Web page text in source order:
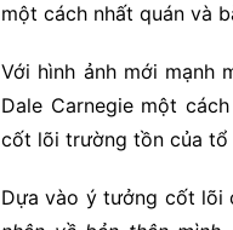
một cách nhất quán và
Với hình ảnh mới mạnh
Dale Carnegie một cách
cốt lõi trường tồn của tổ
Dựa vào ý tưởng cốt lõi